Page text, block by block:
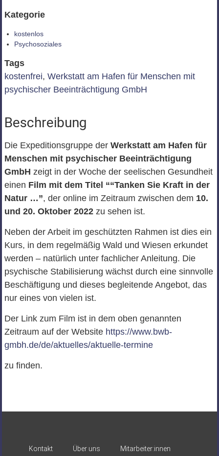
Kategorie
kostenlos
Psychosoziales
Tags
kostenfrei, Werkstatt am Hafen für Menschen mit
psychischer Beeinträchtigung GmbH
Beschreibung
Die Expeditionsgruppe der Werkstatt am Hafen für
Menschen mit psychischer Beeinträchtigung
GmbH zeigt in der Woche der seelischen Gesundheit
einen Film mit dem Titel ““Tanken Sie Kraft in der
Natur …”, der online im Zeitraum zwischen dem 10.
und 20. Oktober 2022zu sehen ist.
Neben der Arbeit im geschützten Rahmen ist dies ein
Kurs, in dem regelmäßig Wald und Wiesen erkundet
werden – natürlich unter fachlicher Anleitung. Die
psychische Stabilisierung wächst durch eine sinnvolle
Beschäftigung und dieses begleitende Angebot, das
nur eines von vielen ist.
Der Link zum Film ist in dem oben genannten
Zeitraum auf der Website https://www.bwb-
gmbh.de/de/aktuelles/aktuelle-termine
zu finden.
Kontakt Über uns Mitarbeiter:innen